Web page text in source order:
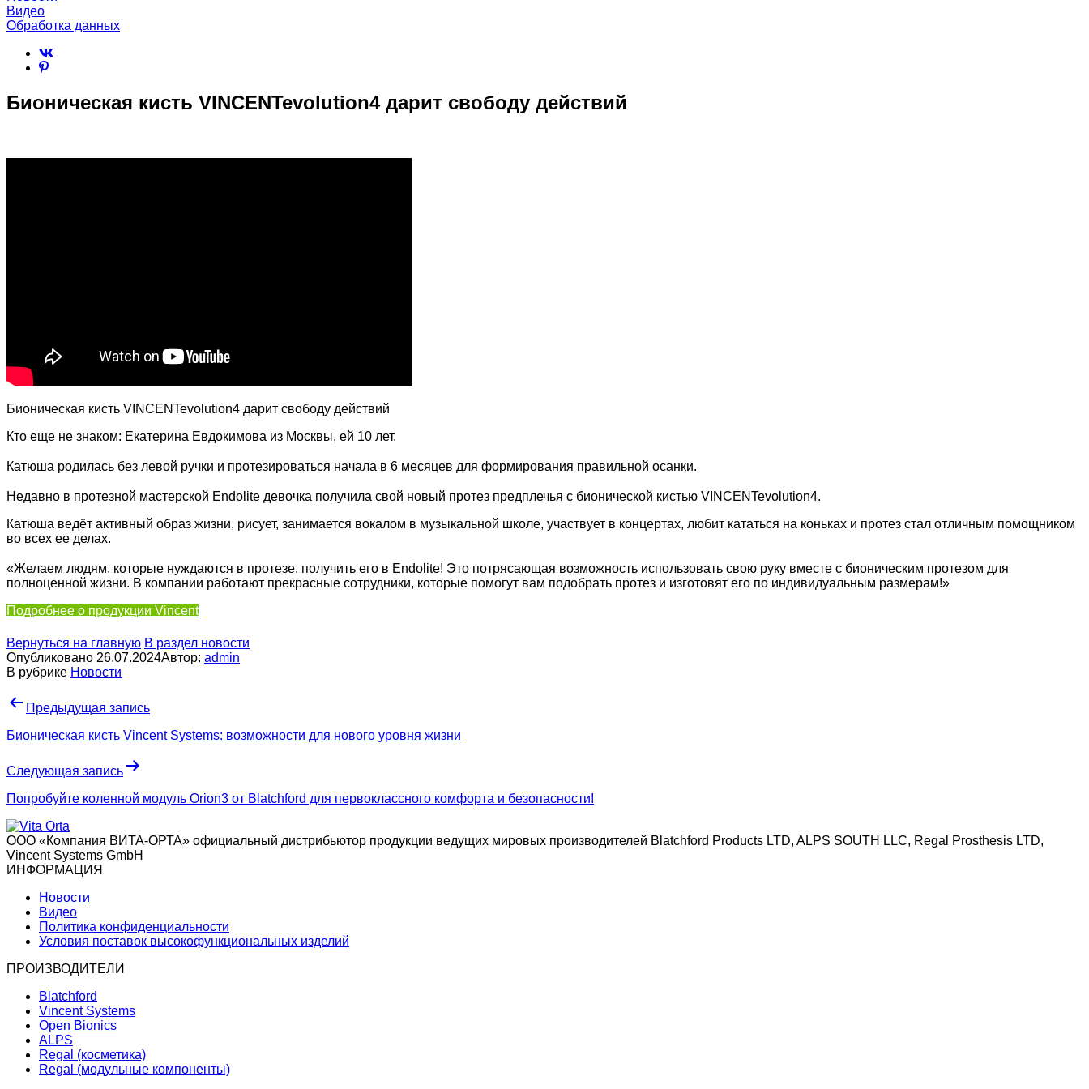
Видео
Обработка данных
Бионическая кисть VINCENTevolution4 дарит свободу действий
Бионическая кисть VINCENTevolution4 дарит свободу действий
Кто еще не знаком: Екатерина Евдокимова из Москвы, ей 10 лет.
Катюша родилась без левой ручки и протезироваться начала в 6 месяцев для формирования правильной осанки.
Недавно в протезной мастерской Endolite девочка получила свой новый протез предплечья с бионической кистью VINCENTevolution4.
Катюша ведёт активный образ жизни, рисует, занимается вокалом в музыкальной школе, участвует в концертах, любит кататься на коньках и протез стал отличным помощником
во всех ее делах.
«Желаем людям, которые нуждаются в протезе, получить его в Endolite! Это потрясающая возможность использовать свою руку вместе с бионическим протезом для
полноценной жизни. В компании работают прекрасные сотрудники, которые помогут вам подобрать протез и изготовят его по индивидуальным размерам!»
Подробнее о продукции Vincent
Вернуться на главную В раздел новости
Опубликовано 26.07.2024Автор: admin
В рубрике Новости
Навигация
по
записям
Предыдущая запись
Бионическая кисть Vincent Systems: возможности для нового уровня жизни
Следующая запись
Попробуйте коленной модуль Orion3 от Blatchford для первоклассного комфорта и безопасности!
ООО «Компания ВИТА-ОРТА» официальный дистрибьютор продукции ведущих мировых производителей Blatchford Products LTD, ALPS SOUTH LLC, Regal Prosthesis LTD,
Vincent Systems GmbH
ИНФОРМАЦИЯ
Новости
Видео
Политика конфиденциальности
Условия поставок высокофункциональных изделий
ПРОИЗВОДИТЕЛИ
Blatchford
Vincent Systems
Open Bionics
ALPS
Regal (косметика)
Regal (модульные компоненты)